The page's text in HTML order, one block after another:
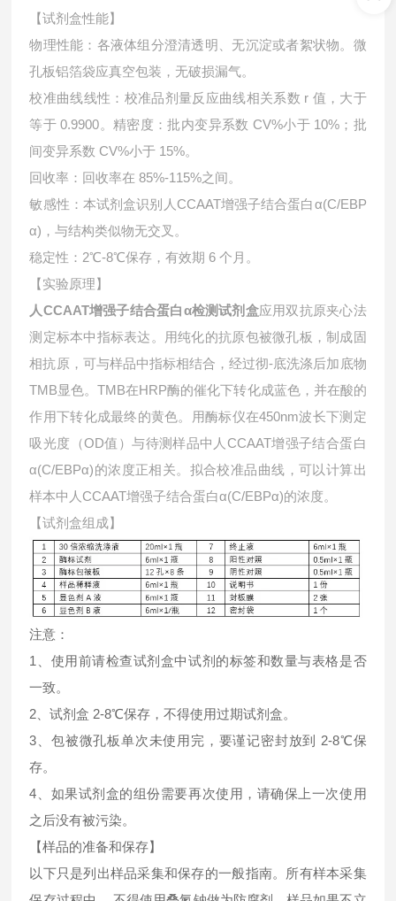
【试剂盒性能】
物理性能：各液体组分澄清透明、无沉淀或者絮状物。微
孔板铝箔袋应真空包装，无破损漏气。
校准曲线线性：校准品剂量反应曲线相关系数 r 值，大于
等于 0.9900。精密度：批内变异系数 CV%小于 10%；批
间变异系数 CV%小于 15%。
回收率：回收率在 85%-115%之间。
敏感性：本试剂盒识别 人CCAAT增强子结合蛋白α(C/EBP
α)，与结构类似物无交叉。
稳定性：2℃-8℃保存，有效期 6 个月。
【实验原理】
人CCAAT增强子结合蛋白α检测试剂盒应用双抗原夹心法
测定标本中指标表达。用纯化的抗原包被微孔板，制成固
相抗原，可与样品中指标相结合，经过彻-底洗涤后加底物
TMB显色。TMB在HRP酶的催化下转化成蓝色，并在酸的
作用下转化成最终的黄色。用酶标仪在450nm波长下测定
吸光度（OD值）与待测样品中 人CCAAT增强子结合蛋白
α(C/EBPα)的浓度正相关。拟合校准品曲线，可以计算出
样本中 人CCAAT增强子结合蛋白α(C/EBPα)的浓度。
【试剂盒组成】
注意：
1、使用前请检查试剂盒中试剂的标签和数量与表格是否
一致。
2、试剂盒 2-8℃保存，不得使用过期试剂盒。
3、包被微孔板单次未使用完，要谨记密封放到 2-8℃保
存。
4、如果试剂盒的组份需要再次使用，请确保上一次使用
之后没有被污染。
【样品的准备和保存】
以下只是列出样品采集和保存的一般指南。所有样本采集